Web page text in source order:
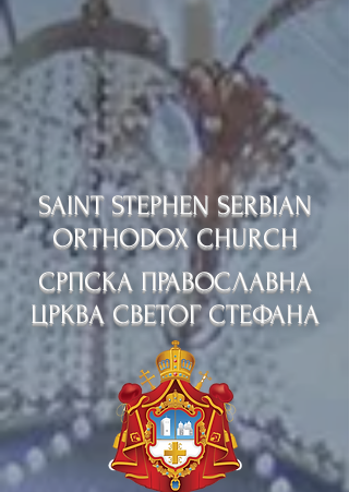
SAINT STEPHEN SERBIAN
ORTHODOX CHURCH
СРПСКА ПРАВОСЛАВНА
ЦРКВА СВЕТОГ СТЕФАНА